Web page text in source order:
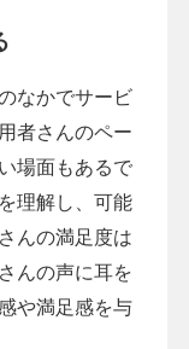
なかでサービ
者さんのペー
場面もあるで
理解し、可能
んの満足度は
んの声に耳を
や満足感を与